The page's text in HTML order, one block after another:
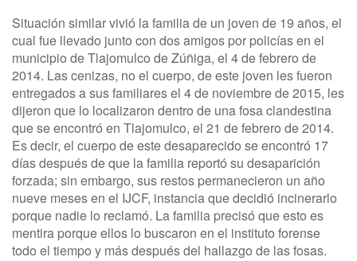
Situación similar vivió la familia de un joven de 19 años, el
cual fue llevado junto con dos amigos por policías en el
municipio de Tlajomulco de Zúñiga, el 4 de febrero de
2014. Las cenizas, no el cuerpo, de este joven les fueron
entregados a sus familiares el 4 de noviembre de 2015, les
dijeron que lo localizaron dentro de una fosa clandestina
que se encontró en Tlajomulco, el 21 de febrero de 2014.
Es decir, el cuerpo de este desaparecido se encontró 17
días después de que la familia reportó su desaparición
forzada; sin embargo, sus restos permanecieron un año
nueve meses en el IJCF, instancia que decidió incinerarlo
porque nadie lo reclamó. La familia precisó que esto es
mentira porque ellos lo buscaron en el instituto forense
todo el tiempo y más después del hallazgo de las fosas.